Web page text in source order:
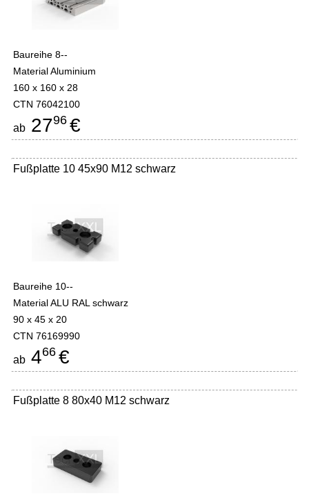
Baureihe 8--
Material Aluminium
160 x 160 x 28
CTN 76042100
ab 2796 €
Fußplatte 10 45x90 M12 schwarz
Baureihe 10--
Material ALU RAL schwarz
90 x 45 x 20
CTN 76169990
ab 466 €
Fußplatte 8 80x40 M12 schwarz